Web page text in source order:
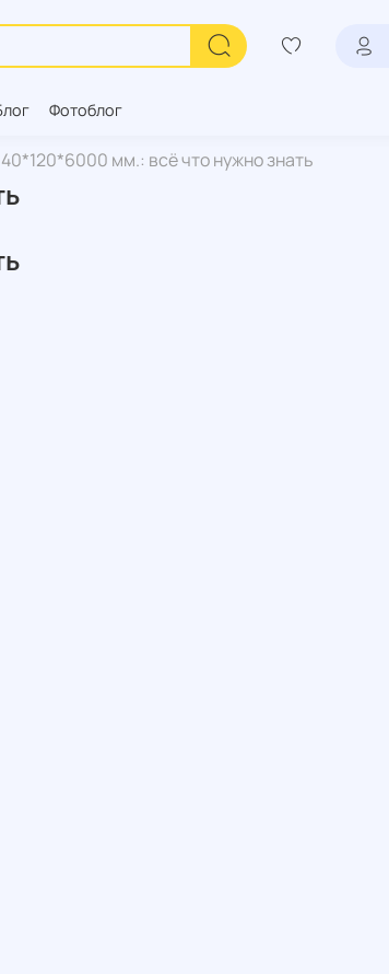
Фотоблог
мм.: всё что нужно знать